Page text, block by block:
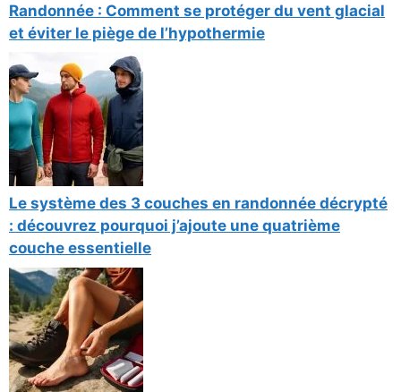
Randonnée : Comment se protéger du vent glacial
et éviter le piège de l’hypothermie
Le système des 3 couches en randonnée décrypté
: découvrez pourquoi j’ajoute une quatrième
couche essentielle